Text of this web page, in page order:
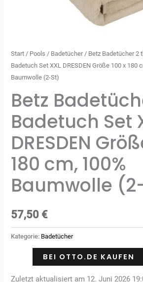
Start / Pools / Badetücher/ Betz Badetücher 2
Badetuch Set XXL DRESDEN Größe 100 x 180
Baumwolle (2-St)
Betz
Badetuch Set
DRESDEN
180 cm, 100%
Baumwolle
57,50 €
Kategorie: Badetücher
BEI OTTO.DE KAUFEN
Zuletzt aktualisiert am 12. Juni 2026